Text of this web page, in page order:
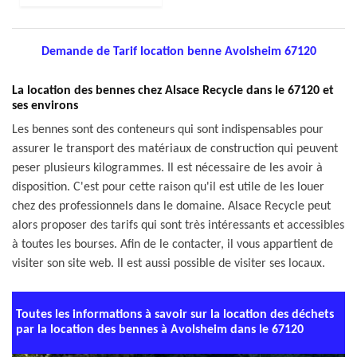
Demande de Tarif location benne Avolsheim 67120
La location des bennes chez Alsace Recycle dans le 67120 et
ses environs
Les bennes sont des conteneurs qui sont indispensables pour
assurer le transport des matériaux de construction qui peuvent
peser plusieurs kilogrammes. Il est nécessaire de les avoir à
disposition. C'est pour cette raison qu'il est utile de les louer
chez des professionnels dans le domaine. Alsace Recycle peut
alors proposer des tarifs qui sont très intéressants et accessibles
à toutes les bourses. Afin de le contacter, il vous appartient de
visiter son site web. Il est aussi possible de visiter ses locaux.
Toutes les informations à savoir sur la location des déchets
par la location des bennes à Avolsheim dans le 67120